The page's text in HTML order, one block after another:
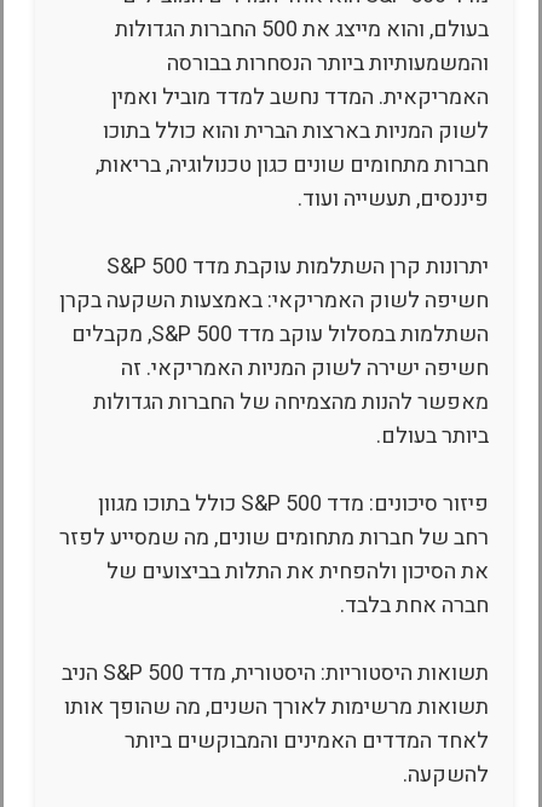
בעולם, והוא מייצג את 500 החברות הגדולות
והמשמעותיות ביותר הנסחרות בבורסה
האמריקאית. המדד נחשב למדד מוביל ואמין
לשוק המניות בארצות הברית והוא כולל בתוכו
חברות מתחומים שונים כגון טכנולוגיה, בריאות,
פיננסים, תעשייה ועוד.
יתרונות קרן השתלמות עוקבת מדד S&P 500
חשיפה לשוק האמריקאי: באמצעות השקעה בקרן
השתלמות במסלול עוקב מדד S&P 500, מקבלים
חשיפה ישירה לשוק המניות האמריקאי. זה
מאפשר להנות מהצמיחה של החברות הגדולות
ביותר בעולם.
פיזור סיכונים: מדד S&P 500 כולל בתוכו מגוון
רחב של חברות מתחומים שונים, מה שמסייע לפזר
את הסיכון ולהפחית את התלות בביצועים של
חברה אחת בלבד.
תשואות היסטוריות: היסטורית, מדד S&P 500 הניב
תשואות מרשימות לאורך השנים, מה שהופך אותו
לאחד המדדים האמינים והמבוקשים ביותר
להשקעה.